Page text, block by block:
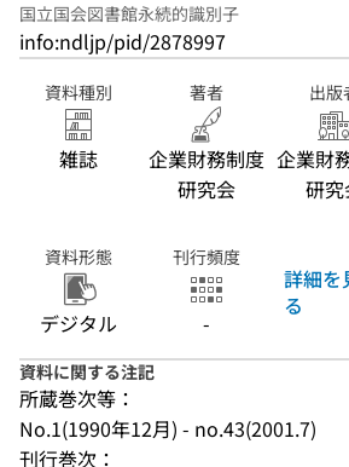
国立国会図書館永続的識別子
info:ndljp/pid/2878997
資料種別
雑誌
著者
企業財務制度
研究会
出版
企業財
研
資料形態
デジタル
刊行頻度
-
詳細を
る
資料に関する注記
所蔵巻次等：
No.1(1990年12月) - no.43(2001.7)
刊行巻次：